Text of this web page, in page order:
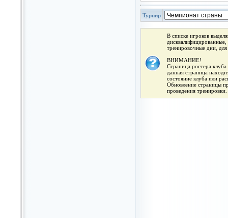
Турнир
В списке игроков
тренировочные дни,
ВНИМАНИЕ!
Страница ростера
данная страница
состояние клуба или
Обновление страницы
проведения тренировки.